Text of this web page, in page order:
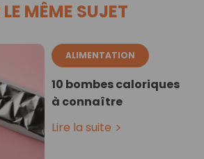
LE MÊME SUJET
ALIMENTATION
10 bombes caloriques
à connaître
Lire la suite